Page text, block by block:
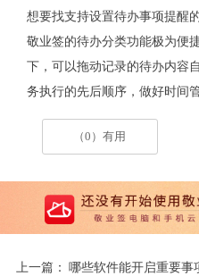
想要找支持设置待办事项提醒
敬业签的待办分类功能极为便
下，可以拖动记录的待办内容
务执行的先后顺序， 做好时间
（0）有用
上一篇： 哪些软件能开启重要事